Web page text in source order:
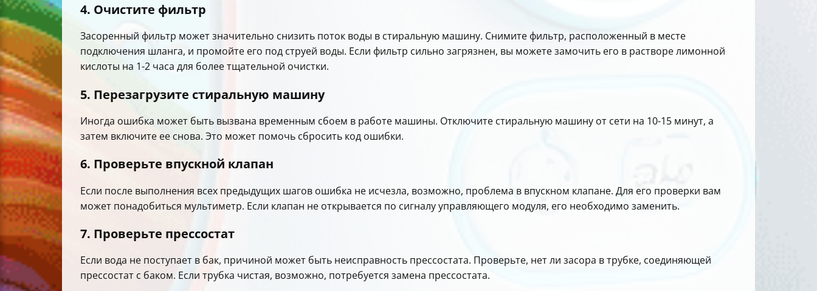
4. Очистите фильтр
Засоренный фильтр может значительно снизить поток воды в стиральную машину. Снимите фильтр, расположенный в месте
подключения шланга, и промойте его под струей воды. Если фильтр сильно загрязнен, вы можете замочить его в растворе лимонной
кислоты на 1-2 часа для более тщательной очистки.
5. Перезагрузите стиральную машину
Иногда ошибка может быть вызвана временным сбоем в работе машины. Отключите стиральную машину от сети на 10-15 минут, а
затем включите ее снова. Это может помочь сбросить код ошибки.
6. Проверьте впускной клапан
Если после выполнения всех предыдущих шагов ошибка не исчезла, возможно, проблема в впускном клапане. Для его проверки вам
может понадобиться мультиметр. Если клапан не открывается по сигналу управляющего модуля, его необходимо заменить.
7. Проверьте прессостат
Если вода не поступает в бак, причиной может быть неисправность прессостата. Проверьте, нет ли засора в трубке, соединяющей
прессостат с баком. Если трубка чистая, возможно, потребуется замена прессостата.